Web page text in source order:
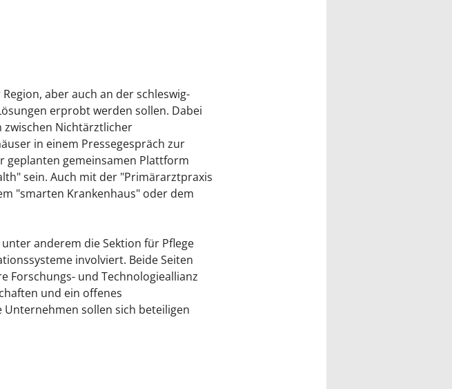
aber auch an der schleswig-
erprobt werden sollen. Dabei
zwischen Nichtärztlicher
in einem Pressegespräch zur
geplanten gemeinsamen Plattform
sein. Auch mit der "Primärarztpraxis
"smarten Krankenhaus" oder dem
anderem die Sektion für Pflege
involviert. Beide Seiten
Forschungs- und Technologieallianz
und ein offenes
sollen sich beteiligen